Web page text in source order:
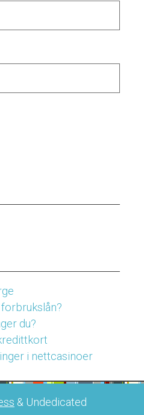
du?
i nettcasinoer
& Undedicated